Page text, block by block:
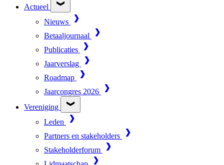
Actueel
Nieuws
Betaaljournaal
Publicaties
Jaarverslag
Roadmap
Jaarcongres 2026
Vereniging
Leden
Partners en stakeholders
Stakeholderforum